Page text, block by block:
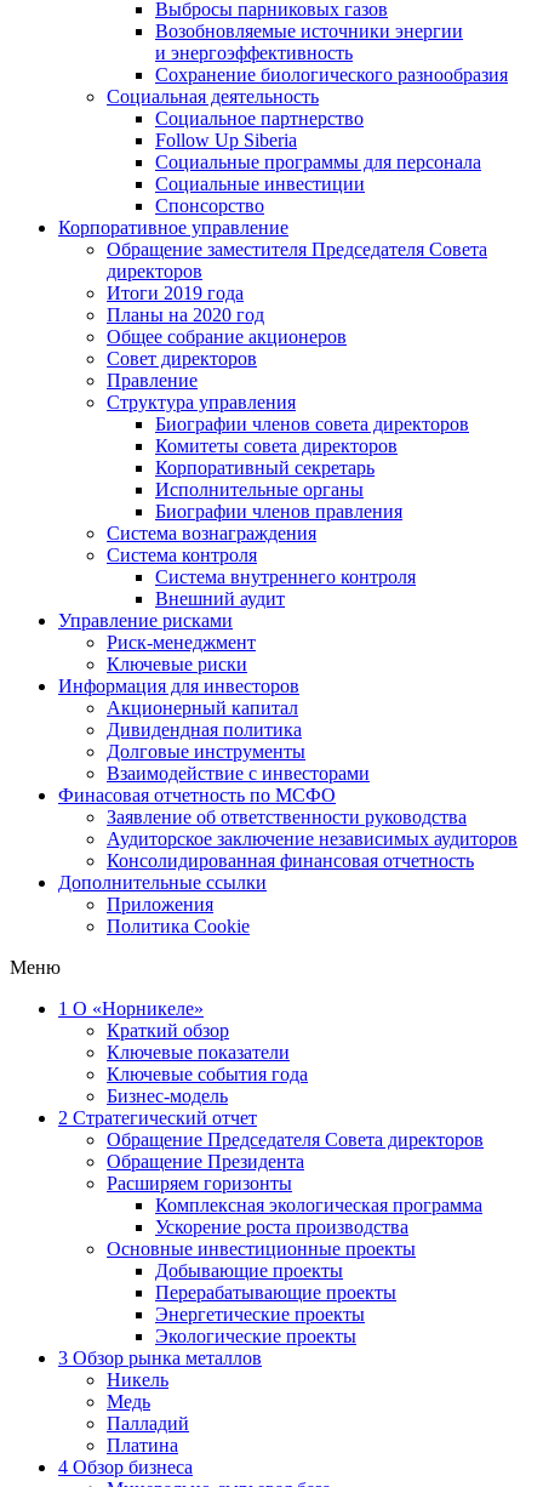
Выбросы парниковых газов
Возобновляемые источники энергии
и энергоэффективность
Сохранение биологического разнообразия
Социальная деятельность
Социальное партнерство
Follow Up Siberia
Социальные программы для персонала
Социальные инвестиции
Спонсорство
Корпоративное управление
Обращение заместителя Председателя Совета
директоров
Итоги 2019 года
Планы на 2020 год
Общее собрание акционеров
Совет директоров
Правление
Структура управления
Биографии членов совета директоров
Комитеты совета директоров
Корпоративный секретарь
Исполнительные органы
Биографии членов правления
Система вознаграждения
Система контроля
Система внутреннего контроля
Внешний аудит
Управление рисками
Риск-менеджмент
Ключевые риски
Информация для инвесторов
Акционерный капитал
Дивидендная политика
Долговые инструменты
Взаимодействие с инвеcторами
Финасовая отчетность по МСФО
Заявление об ответственности руководства
Аудиторское заключение независимых аудиторов
Консолидированная финансовая отчетность
Дополнительные ссылки
Приложения
Политика Cookie
Меню
1 О «Норникеле»
Краткий обзор
Ключевые показатели
Ключевые события года
Бизнес-модель
2 Стратегический отчет
Обращение Председателя Совета директоров
Обращение Президента
Расширяем горизонты
Комплексная экологическая программа
Ускорение роста производства
Основные инвестиционные проекты
Добывающие проекты
Перерабатывающие проекты
Энергетические проекты
Экологические проекты
3 Обзор рынка металлов
Никель
Медь
Палладий
Платина
4 Обзор бизнеса